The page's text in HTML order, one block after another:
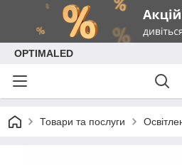
OPTIMALED
Товари та послуги